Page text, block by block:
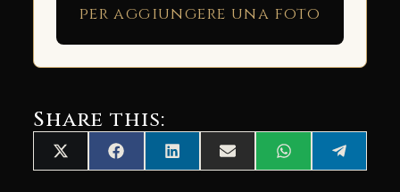
per aggiungere una foto
Share this:
Share
on
X
(Twitter)
Share
on
FacebookShare
on
LinkedInShare
on
Email Share
on
WhatsAppShare
on